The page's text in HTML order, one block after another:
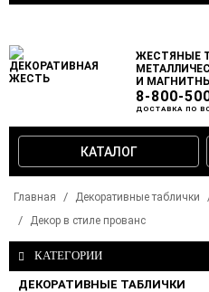
ЖЕСТЯНЫЕ
И
8-800-
ДОСТАВКА ПО
КАТАЛОГ
Главная Декоративные таблички
Декор в стиле прованс
КАТЕГОРИИ
ДЕКОРАТИВНЫЕ ТАБЛИЧКИ